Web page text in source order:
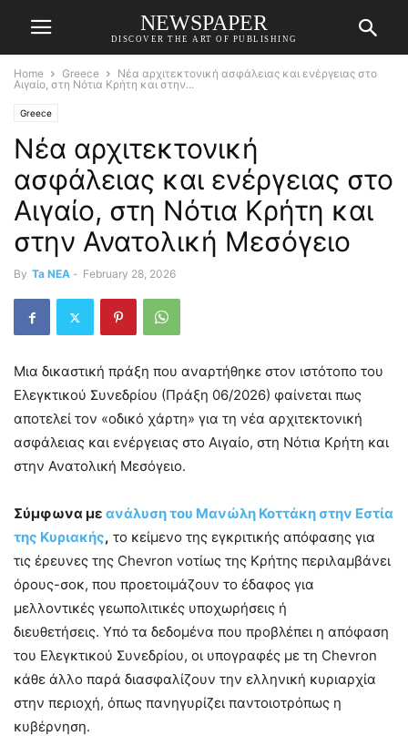
NEWSPAPER
DISCOVER THE ART OF PUBLISHING
Home Greece
Νέα αρχιτεκτονική ασφάλειας και ενέργειας στο
Αιγαίο, στη Νότια Κρήτη και στην...
Greece
Νέα αρχιτεκτονική
ασφάλειας και ενέργειας στο
Αιγαίο, στη Νότια Κρήτη και
στην Ανατολική Μεσόγειο
By Ta NEA - February 28, 2026
Μια δικαστική πράξη που αναρτήθηκε στον ιστότοπο του
Ελεγκτικού Συνεδρίου (Πράξη 06/2026) φαίνεται πως
αποτελεί τον «οδικό χάρτη» για τη νέα αρχιτεκτονική
ασφάλειας και ενέργειας στο Αιγαίο, στη Νότια Κρήτη και
στην Ανατολική Μεσόγειο.
Σύμφωνα με ανάλυση του Μανώλη Κοττάκη στην Εστία
της Κυριακής, το κείμενο της εγκριτικής απόφασης για
τις έρευνες της Chevron νοτίως της Κρήτης περιλαμβάνει
όρους-σοκ, που προετοιμάζουν το έδαφος για
μελλοντικές γεωπολιτικές υποχωρήσεις ή
διευθετήσεις. Υπό τα δεδομένα που προβλέπει η απόφαση
του Ελεγκτικού Συνεδρίου, οι υπογραφές με τη Chevron
κάθε άλλο παρά διασφαλίζουν την ελληνική κυριαρχία
στην περιοχή, όπως πανηγυρίζει παντοιοτρόπως η
κυβέρνηση.